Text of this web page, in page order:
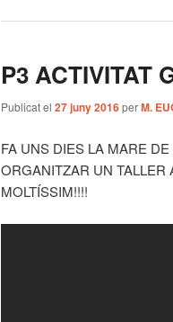
P3 ACTIVITAT
Publicat el 27 juny 2016perM.
FA UNS DIES LA MARE
ORGANITZAR UN TALLER
MOLTÍSSIM!!!!